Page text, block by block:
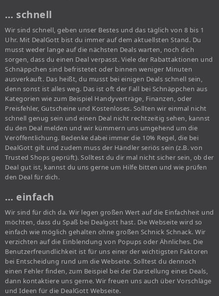
… schnell
Wir sind schnell, geben unser Bestes und das täglich von 8 bis 1
Uhr. Mit DealGott bist du immer auf dem aktuellsten Stand. Du
musst weder lange auf die nächsten Deals warten, noch dich
sorgen, dass du einen Deal verpasst. Viele der Rabattaktionen und
Schnäppchen sind befristetet oder binnen weniger Minuten
ausverkauft. Das heißt, du musst bei einigen Deals schnell sein,
denn sonst ist alles weg. Das ist oft der Fall bei Schnäppchen aus
Kategorien wie zum Beispiel Handyverträge, Finanzen, oder
Preisfehler, Gutscheine und Kostenloses. Sollten wir einmal nicht
schnell genug sein und einen Deal nicht rechtzeitig sehen, kannst
du den Deal melden und wir kümmern uns umgehend um die
Veröffentlichung. Bedenke dabei immer die 10% Regel, die bei
DealGott gilt und zudem muss der Händler seriös sein (z.B. von
Trusted Shops geprüft). Solltest du dir mal nicht sicher sein, ob der
Deal gut ist, kannst du uns gerne um Hilfe bitten und wie prüfen
den Deal für dich.
… einfach
Wir sind für dich da. Wir legen großen Wert auf die Einfachheit und
möchten, dass du Spaß bei Dealgott hast. Die Webseite wird so
einfach wie möglich gehalten ohne großen Schnick Schnack. Wir
verzichten auf die Einblendung von Popups oder Ähnliches. Die
Benutzerfreundlichkeit ist für uns einer der wichtigsten Faktoren
bei Entscheidung rund um die Webseite. Solltest du dennoch
einen Fehler finden, zum Beispiel bei der Darstellung eines Deals,
dann kontaktiere uns gerne. Wir freuen uns auch über Vorschläge
und Ideen für die DealGott Webseite.